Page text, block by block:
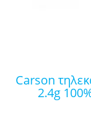
carson τηλεκατευθυνομενο race shark fd
2.4g